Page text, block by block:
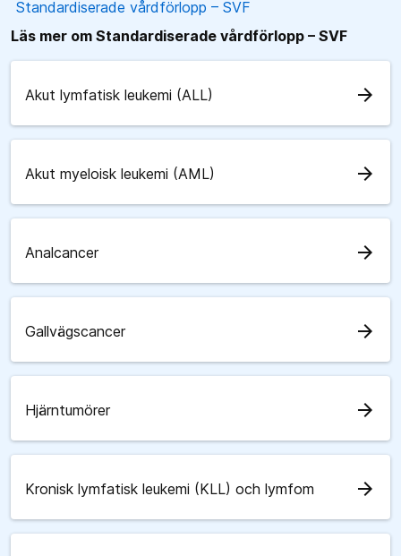
Standardiserade vårdförlopp – SVF
Läs mer om Standardiserade vårdförlopp – SVF
Akut lymfatisk leukemi (ALL) arrow_forward
Akut myeloisk leukemi (AML) arrow_forward
Analcancer arrow_forward
Gallvägscancer arrow_forward
Hjärntumörer arrow_forward
Kronisk lymfatisk leukemi (KLL) och lymfom arrow_forward